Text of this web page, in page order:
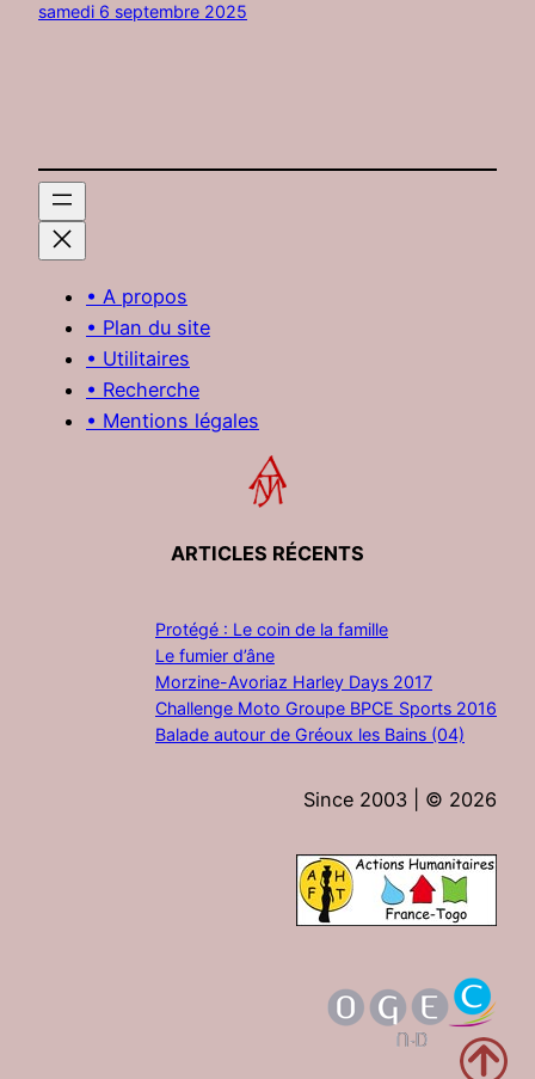
samedi 6 septembre 2025
• A propos
• Plan du site
• Utilitaires
• Recherche
• Mentions légales
ARTICLES RÉCENTS
Protégé : Le coin de la famille
Le fumier d’âne
Morzine-Avoriaz Harley Days 2017
Challenge Moto Groupe BPCE Sports 2016
Balade autour de Gréoux les Bains (04)
Since 2003 | © 2026